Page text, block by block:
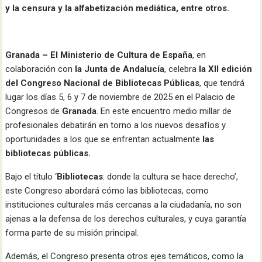
y la censura y la alfabetización mediática, entre otros.
Granada – El Ministerio de Cultura de España, en
colaboración con la Junta de Andalucía, celebra la XII edición
del Congreso Nacional de Bibliotecas Públicas, que tendrá
lugar los días 5, 6 y 7 de noviembre de 2025 en el Palacio de
Congresos de Granada. En este encuentro medio millar de
profesionales debatirán en torno a los nuevos desafíos y
oportunidades a los que se enfrentan actualmente las
bibliotecas públicas.
Bajo el título ‘Bibliotecas: donde la cultura se hace derecho’,
este Congreso abordará cómo las bibliotecas, como
instituciones culturales más cercanas a la ciudadanía, no son
ajenas a la defensa de los derechos culturales, y cuya garantía
forma parte de su misión principal.
Además, el Congreso presenta otros ejes temáticos, como la